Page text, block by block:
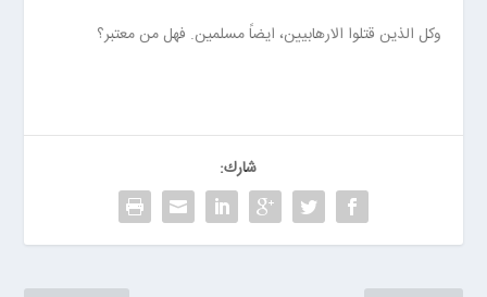
وكل الذين قتلوا الارهابيين، ايضاً مسلمين. فهل من معتبر؟
شارك: